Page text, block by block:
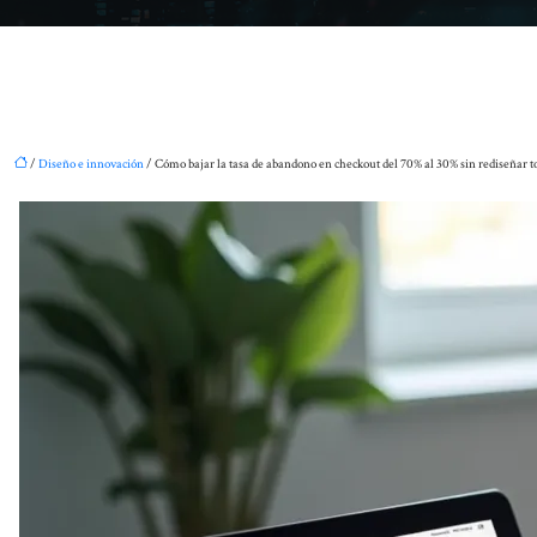
/ Diseño e innovación/ Cómo bajar la tasa de abandono en checkout del 70% al 30% sin rediseñar